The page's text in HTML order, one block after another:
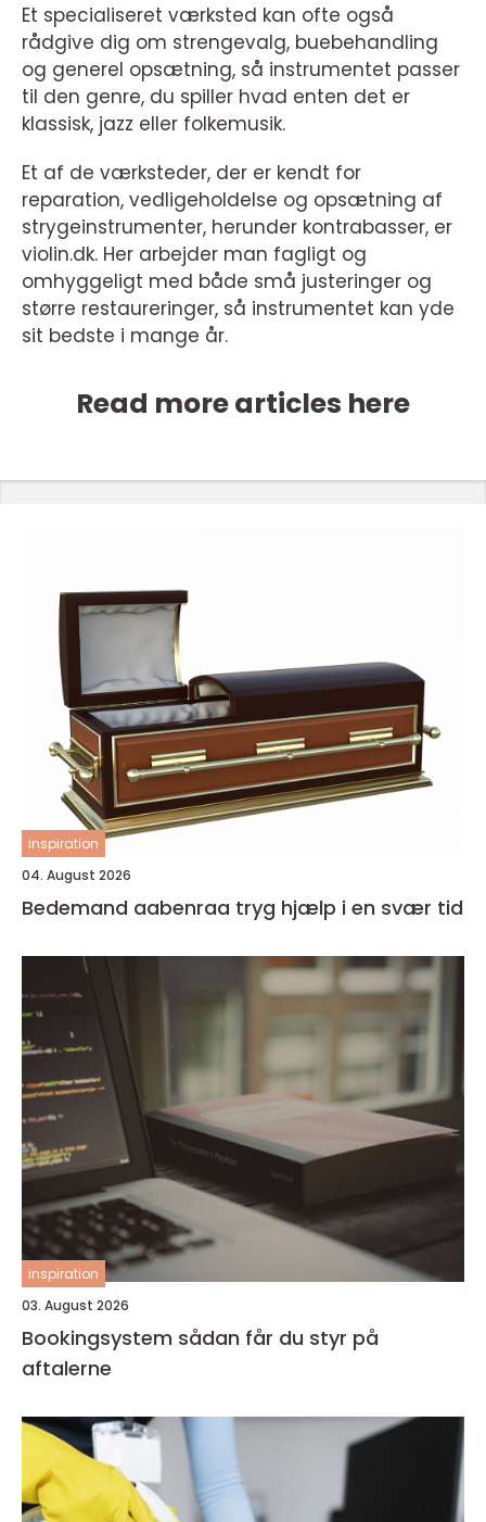
Et specialiseret værksted kan ofte også
rådgive dig om strengevalg, buebehandling
og generel opsætning, så instrumentet passer
til den genre, du spiller hvad enten det er
klassisk, jazz eller folkemusik.
Et af de værksteder, der er kendt for
reparation, vedligeholdelse og opsætning af
strygeinstrumenter, herunder kontrabasser, er
violin.dk. Her arbejder man fagligt og
omhyggeligt med både små justeringer og
større restaureringer, så instrumentet kan yde
sit bedste i mange år.
Read more articles here
inspiration
04. August 2026
Bedemand aabenraa tryg hjælp i en svær tid
inspiration
03. August 2026
Bookingsystem sådan får du styr på
aftalerne